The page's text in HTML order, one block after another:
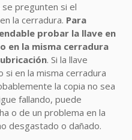
pregunten si el
la cerradura. Para
probar la llave en
en la misma cerradura
. Si la llave
si en la misma cerradura
la copia no sea
fallando, puede
o de un problema en la
desgastado o dañado.